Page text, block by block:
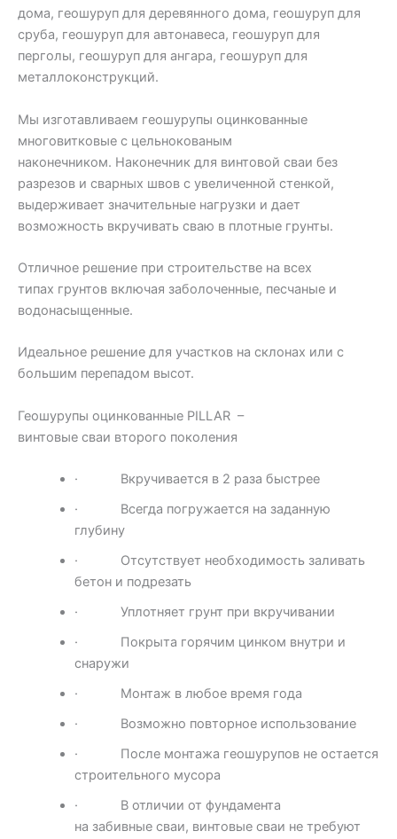
дома, геошуруп для деревянного дома, геошуруп для
сруба, геошуруп для автонавеса, геошуруп для
перголы, геошуруп для ангара, геошуруп для
металлоконструкций.
Мы изготавливаем геошурупы оцинкованные
многовитковые с цельнокованым
наконечником. Наконечник для винтовой сваи без
разрезов и сварных швов с увеличенной стенкой,
выдерживает значительные нагрузки и дает
возможность вкручивать сваю в плотные грунты.
Отличное решение при строительстве на всех
типах грунтов включая заболоченные, песчаные и
водонасыщенные.
Идеальное решение для участков на склонах или с
большим перепадом высот.
Геошурупы оцинкованные PILLAR –
винтовые сваи второго поколения
· Вкручивается в 2 раза быстрее
· Всегда погружается на заданную
глубину
· Отсутствует необходимость заливать
бетон и подрезать
· Уплотняет грунт при вкручивании
· Покрыта горячим цинком внутри и
снаружи
· Монтаж в любое время года
· Возможно повторное использование
· После монтажа геошурупов не остается
строительного мусора
· В отличии от фундамента
на забивные сваи, винтовые сваи не требуют